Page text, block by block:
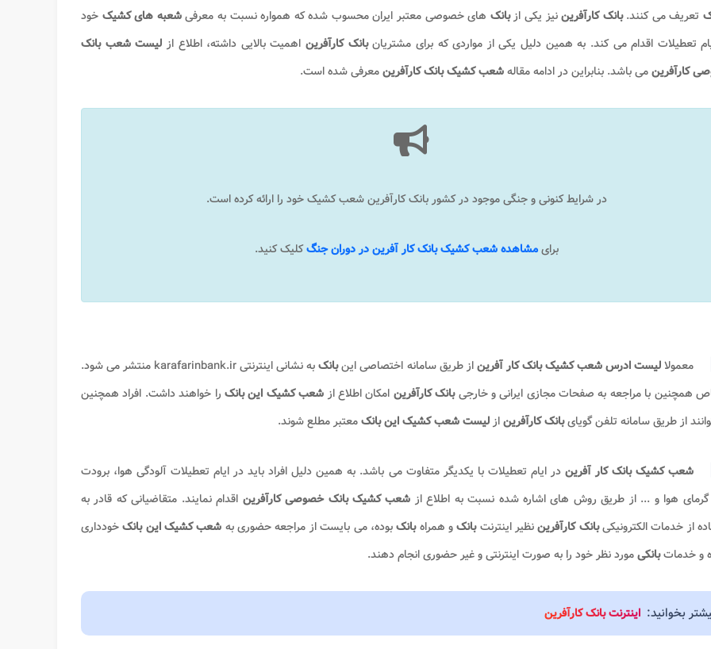
تعریف می کنند.بانک کارآفریننیز یکی ازبانک های خصوصی معتبر ایران محسوب شده که همواره نسبت به معرفیشعبه های کشیک خود
تعطیلات اقدام می کند. به همین دلیل یکی از مواردی که برای مشتریانبانک کارآفرین اهمیت بالایی داشته، اطلاع از لیست شعب بانک
کارآفرینمی باشد. بنابراین در ادامه مقالهشعب کشیک بانک کارآفرینمعرفی شده است.
در شرایط کنونی و جنگی موجود در کشور بانک کارآفرین شعب کشیک خود را ارائه کرده است.
برایمشاهده شعب کشیک بانک کار آفرین در دوران جنگکلیک کنید.
معمولالیست ادرس شعب کشیک بانک کار آفریناز طریق سامانه اختصاصی اینبانک
به نشانی اینترنتی karafarinbank.ir منتشر می شود.
همچنین با مراجعه به صفحات مجازی ایرانی و خارجیبانک کارآفرین امکان اطلاع از شعب کشیک این بانک را خواهند داشت. افراد همچنین
از طریق سامانه تلفن گویایبانک کارآفرینازلیست شعب کشیکاین بانکمعتبر مطلع شوند.
شعب کشیک بانک کار آفرین در ایام تعطیلات با یکدیگر متفاوت می باشد. به همین دلیل افراد باید در ایام تعطیلات آلودگی هوا، برودت
گرمای هوا و ... از طریق روش های اشاره شده نسبت به اطلاع از شعب کشیک بانک خصوصی کارآفرین اقدام نمایند‌. متقاضیانی که قادر به
از خدمات الکترونیکیبانک کارآفریننظیر اینترنتبانکو همراهبانکبوده، می بایست از مراجعه حضوری به شعب کشیک این بانکخودداری
و خدماتبانکیمورد نظر خود را به صورت اینترنتی و غیر حضوری انجام دهند.
بخوانید: اینترنت بانک کارآفرین